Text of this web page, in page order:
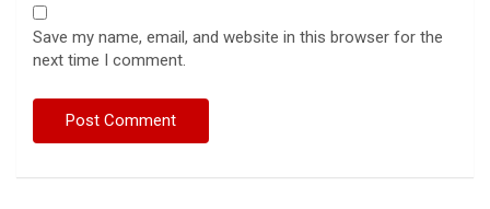
Save my name, email, and website in this browser for the
next time I comment.